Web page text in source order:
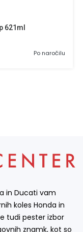
621ml
Po naročilu
in Ducati vam
koles Honda in
tudi pester izbor
znamk, kot so